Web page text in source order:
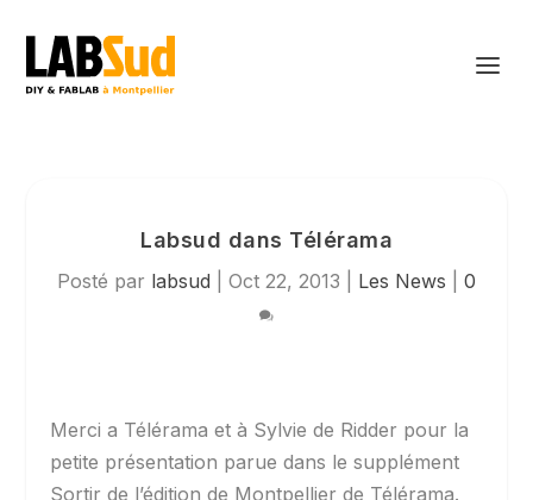
Labsud dans Télérama
Posté par labsud Oct 22, 2013 Les News 0
Merci a Télérama et à Sylvie de Ridder pour la
petite présentation parue dans le supplément
Sortir de l’édition de Montpellier de Télérama.